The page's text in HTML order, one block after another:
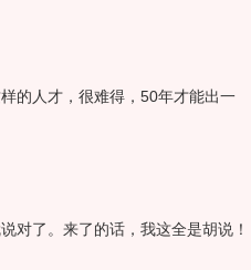
的人才，很难得，50年才能出一
了。来了的话，我这全是胡说！